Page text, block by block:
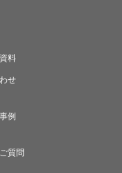
料
せ
例
質問